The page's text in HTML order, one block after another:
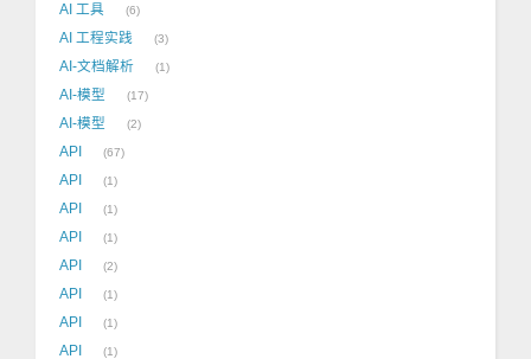
AI 工具 6
AI 工程实践 3
AI-文档解析 1
AI-模型 17
AI-模型 2
API 67
API 1
API 1
API 1
API 2
API 1
API 1
API 1